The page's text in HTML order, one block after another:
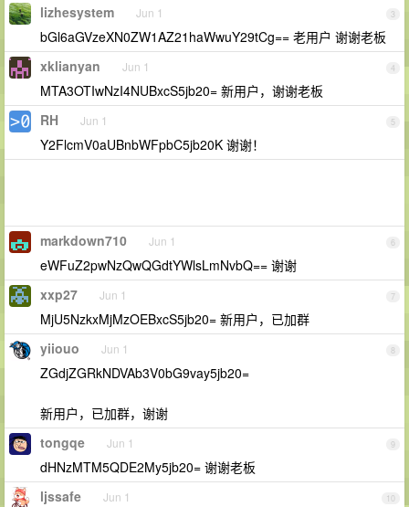
3
lizhesystem Jun 1
bGl6aGVzeXN0ZW1AZ21haWwuY29tCg== 老用户 谢谢老板
4
xklianyan Jun 1
MTA3OTIwNzI4NUBxcS5jb20= 新用户，谢谢老板
5
RH Jun 1
Y2FlcmV0aUBnbWFpbC5jb20K 谢谢！
6
markdown710 Jun 1
eWFuZ2pwNzQwQGdtYWlsLmNvbQ== 谢谢
7
xxp27 Jun 1
MjU5NzkxMjMzOEBxcS5jb20= 新用户，已加群
8
yiiouo Jun 1
ZGdjZGRkNDVAb3V0bG9vay5jb20=
新用户，已加群，谢谢
9
tongqe Jun 1
dHNzMTM5QDE2My5jb20= 谢谢老板
10
ljssafe Jun 1